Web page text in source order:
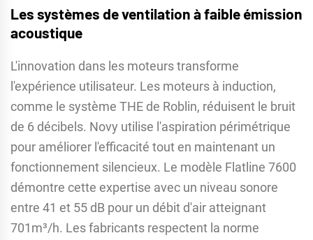
Les systèmes de ventilation à faible émission
acoustique
L'innovation dans les moteurs transforme
l'expérience utilisateur. Les moteurs à induction,
comme le système THE de Roblin, réduisent le bruit
de 6 décibels. Novy utilise l'aspiration périmétrique
pour améliorer l'efficacité tout en maintenant un
fonctionnement silencieux. Le modèle Flatline 7600
démontre cette expertise avec un niveau sonore
entre 41 et 55 dB pour un débit d'air atteignant
701m³/h. Les fabricants respectent la norme